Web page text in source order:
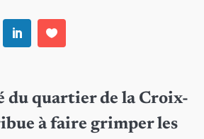
du quartier de la Croix-
à faire grimper les